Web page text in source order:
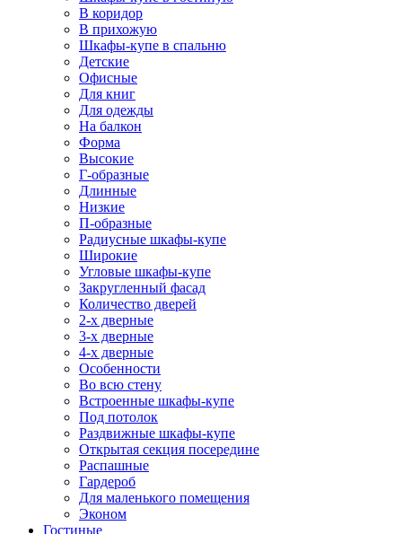
В коридор
В прихожую
Шкафы-купе в спальню
Детские
Офисные
Для книг
Для одежды
На балкон
Форма
Высокие
Г-образные
Длинные
Низкие
П-образные
Радиусные шкафы-купе
Широкие
Угловые шкафы-купе
Закругленный фасад
Количество дверей
2-х дверные
3-х дверные
4-х дверные
Особенности
Во всю стену
Встроенные шкафы-купе
Под потолок
Раздвижные шкафы-купе
Открытая секция посередине
Распашные
Гардероб
Для маленького помещения
Эконом
Гостиные